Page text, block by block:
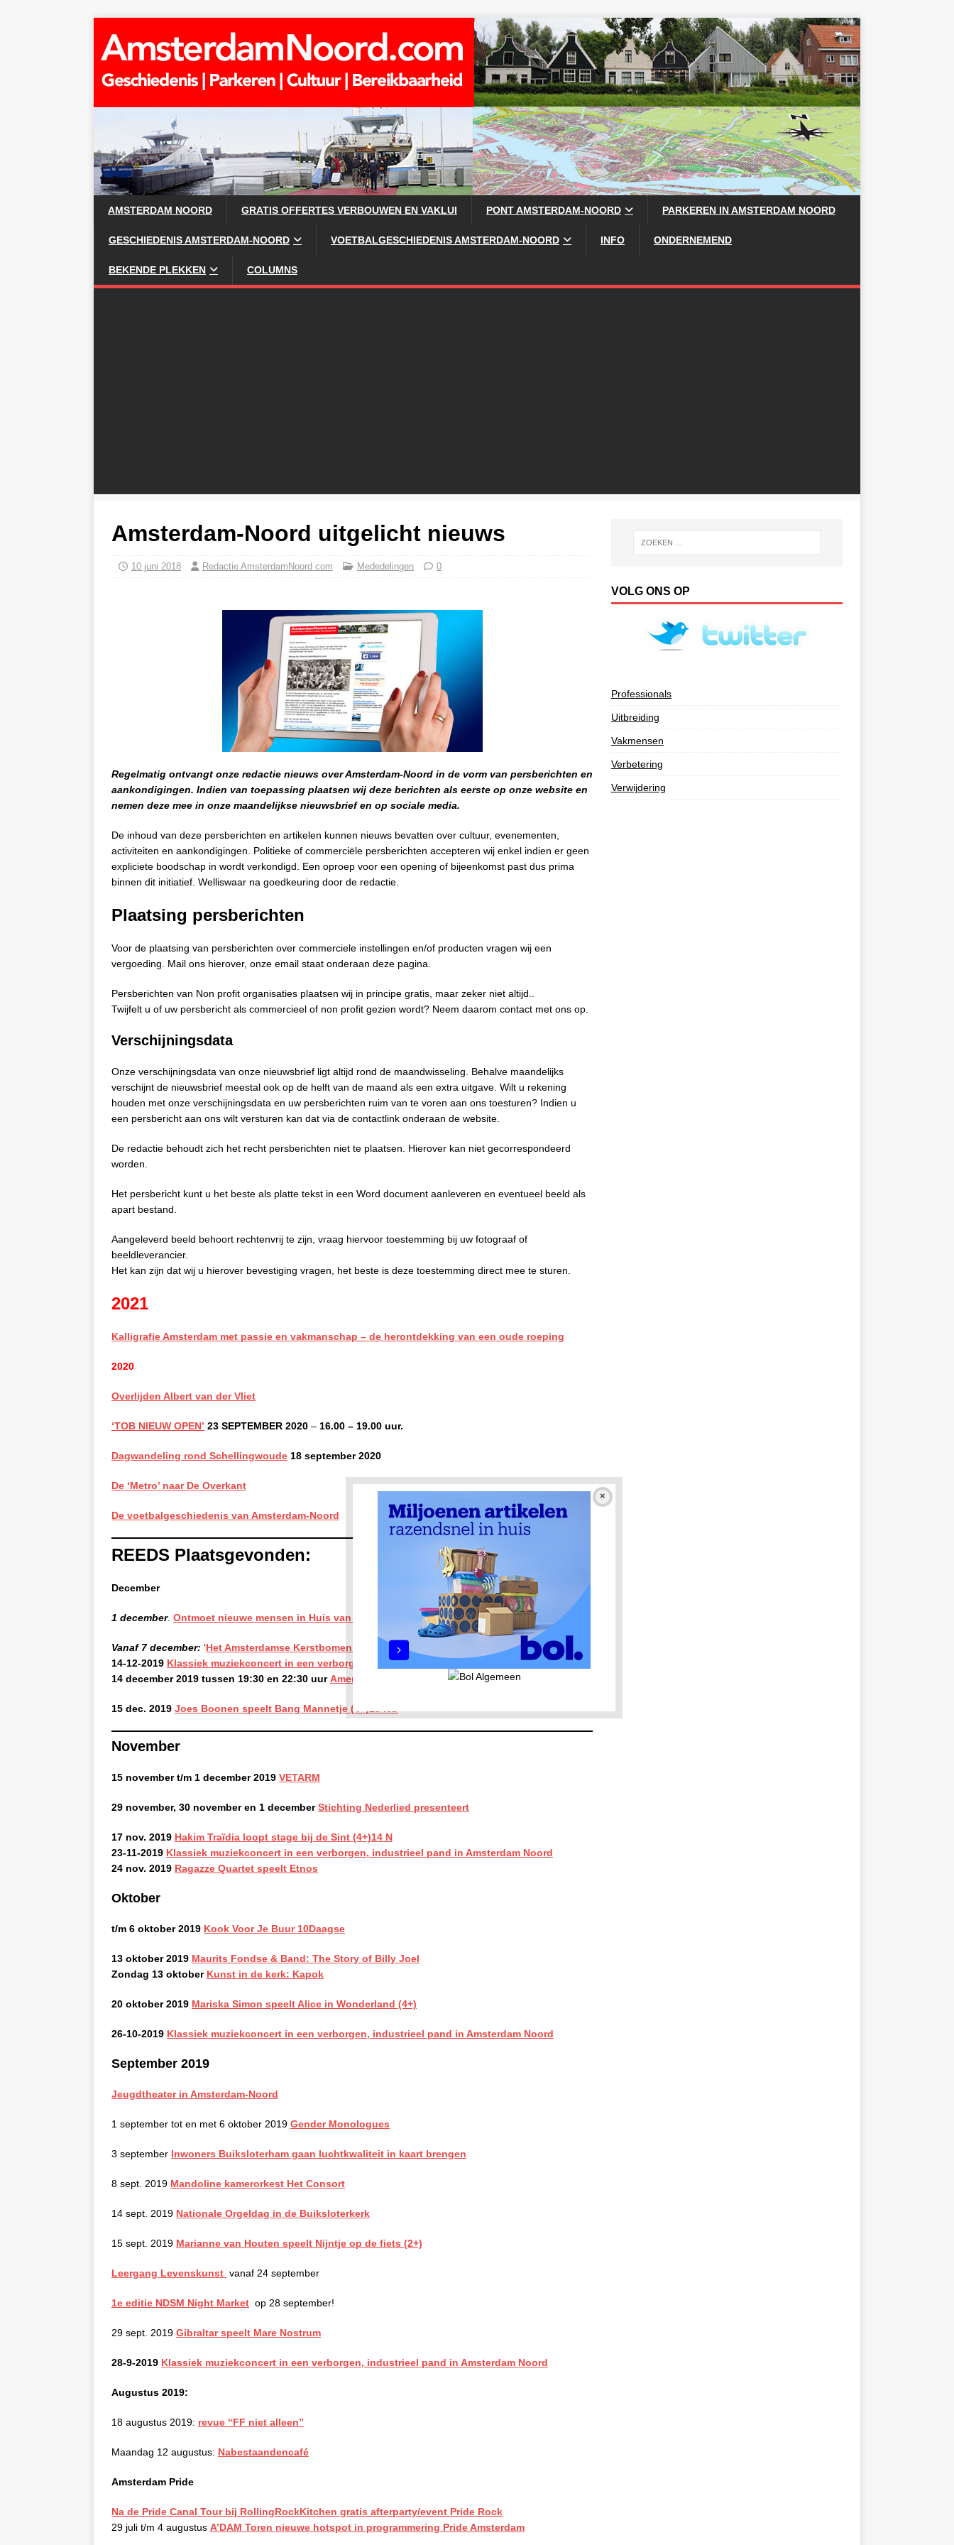
AMSTERDAM NOORD GRATIS OFFERTES VERBOUWEN EN VAKLUI PONT AMSTERDAM-NOORD PARKEREN IN AMSTERDAM NOORD
GESCHIEDENIS AMSTERDAM-NOORD VOETBALGESCHIEDENIS AMSTERDAM-NOORD INFO ONDERNEMEND
BEKENDE PLEKKEN COLUMNS
Amsterdam-Noord uitgelicht nieuws
10 juni 2018 Redactie AmsterdamNoord com Mededelingen 0
Regelmatig ontvangt onze redactie nieuws over Amsterdam-Noord in de vorm van persberichten en
aankondigingen. Indien van toepassing plaatsen wij deze berichten als eerste op onze website en
nemen deze mee in onze maandelijkse nieuwsbrief en op sociale media.
De inhoud van deze persberichten en artikelen kunnen nieuws bevatten over cultuur, evenementen,
activiteiten en aankondigingen. Politieke of commerciële persberichten accepteren wij enkel indien er geen
expliciete boodschap in wordt verkondigd. Een oproep voor een opening of bijeenkomst past dus prima
binnen dit initiatief. Welliswaar na goedkeuring door de redactie.
Plaatsing persberichten
Voor de plaatsing van persberichten over commerciele instellingen en/of producten vragen wij een
vergoeding. Mail ons hierover, onze email staat onderaan deze pagina.
Persberichten van Non profit organisaties plaatsen wij in principe gratis, maar zeker niet altijd..
Twijfelt u of uw persbericht als commercieel of non profit gezien wordt? Neem daarom contact met ons op.
Verschijningsdata
Onze verschijningsdata van onze nieuwsbrief ligt altijd rond de maandwisseling. Behalve maandelijks
verschijnt de nieuwsbrief meestal ook op de helft van de maand als een extra uitgave. Wilt u rekening
houden met onze verschijningsdata en uw persberichten ruim van te voren aan ons toesturen? Indien u
een persbericht aan ons wilt versturen kan dat via de contactlink onderaan de website.
De redactie behoudt zich het recht persberichten niet te plaatsen. Hierover kan niet gecorrespondeerd
worden.
Het persbericht kunt u het beste als platte tekst in een Word document aanleveren en eventueel beeld als
apart bestand.
Aangeleverd beeld behoort rechtenvrij te zijn, vraag hiervoor toestemming bij uw fotograaf of
beeldleverancier.
Het kan zijn dat wij u hierover bevestiging vragen, het beste is deze toestemming direct mee te sturen.
2021
Kalligrafie Amsterdam met passie en vakmanschap – de herontdekking van een oude roeping
2020
Overlijden Albert van der Vliet
‘TOB NIEUW OPEN’ 23 SEPTEMBER 2020 – 16.00 – 19.00 uur.
Dagwandeling rond Schellingwoude 18 september 2020
De ‘Metro’ naar De Overkant
De voetbalgeschiedenis van Amsterdam-Noord
REEDS Plaatsgevonden:
December
1 december. Ontmoet nieuwe mensen in Huis van de Wijk de Meeuw!
Vanaf 7 december: ‘Het Amsterdamse Kerstbomenbos aan de Sixhavenweg in Amsterdam-Noord
14-12-2019 Klassiek muziekconcert in een verborgen, industrieel pand in Amsterdam Noord
14 december 2019 tussen 19:30 en 22:30 uur America Christmas Show
15 dec. 2019 Joes Boonen speelt Bang Mannetje (4+)15 NO
November
15 november t/m 1 december 2019 VETARM
29 november, 30 november en 1 decemberStichting Nederlied presenteert
17 nov. 2019 Hakim Traïdia loopt stage bij de Sint (4+)14 N
23-11-2019 Klassiek muziekconcert in een verborgen, industrieel pand in Amsterdam Noord
24 nov. 2019 Ragazze Quartet speelt Etnos
Oktober
t/m 6 oktober 2019 Kook Voor Je Buur 10Daagse
13 oktober 2019 Maurits Fondse & Band: The Story of Billy Joel
Zondag 13 oktober Kunst in de kerk: Kapok
20 oktober 2019 Mariska Simon speelt Alice in Wonderland (4+)
26-10-2019 Klassiek muziekconcert in een verborgen, industrieel pand in Amsterdam Noord
September 2019
Jeugdtheater in Amsterdam-Noord
1 september tot en met 6 oktober 2019 Gender Monologues
3 september Inwoners Buiksloterham gaan luchtkwaliteit in kaart brengen
8 sept. 2019 Mandoline kamerorkest Het Consort
14 sept. 2019 Nationale Orgeldag in de Buiksloterkerk
15 sept. 2019 Marianne van Houten speelt Nijntje op de fiets (2+)
Leergang Levenskunst vanaf 24 september
1e editie NDSM Night Market op 28 september!
29 sept. 2019 Gibraltar speelt Mare Nostrum
28-9-2019 Klassiek muziekconcert in een verborgen, industrieel pand in Amsterdam Noord
Augustus 2019:
18 augustus 2019: revue “FF niet alleen”
Maandag 12 augustus: Nabestaandencafé
Amsterdam Pride
Na de Pride Canal Tour bij RollingRockKitchen gratis afterparty/event Pride Rock
29 juli t/m 4 augustus A’DAM Toren nieuwe hotspot in programmering Pride Amsterdam
VOLG ONS OP
Professionals
Uitbreiding
Vakmensen
Verbetering
Verwijdering